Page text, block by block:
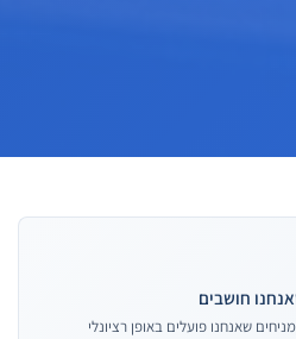
חושבים
שאנחנו פועלים באופן רציונלי